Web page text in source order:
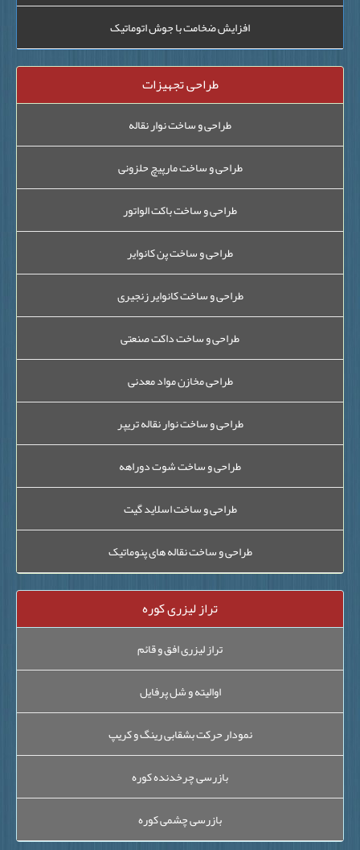
افزایش ضخامت با جوش اتوماتیک
طراحی تجهیزات
طراحی و ساخت نوار نقاله
طراحی و ساخت مارپیچ حلزونی
طراحی و ساخت باکت الواتور
طراحی و ساخت پن کانوایر
طراحی و ساخت کانوایر زنجیری
طراحی و ساخت داکت صنعتی
طراحی مخازن مواد معدنی
طراحی و ساخت نوار نقاله تریپر
طراحی و ساخت شوت دوراهه
طراحی و ساخت اسلاید گیت
طراحی و ساخت نقاله های پنوماتیک
تراز لیزری کوره
تراز لیزری افق و قائم
اوالیته و شل پرفایل
نمودار حرکت بشقابی رینگ و کریپ
بازرسی چرخدنده کوره
بازرسی چشمی کوره